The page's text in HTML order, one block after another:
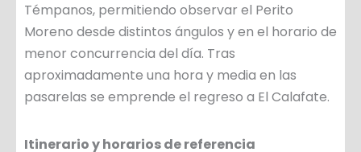
Témpanos, permitiendo observar el Perito
Moreno desde distintos ángulos y en el horario de
menor concurrencia del día. Tras
aproximadamente una hora y media en las
pasarelas se emprende el regreso a El Calafate.
Itinerario y horarios de referencia